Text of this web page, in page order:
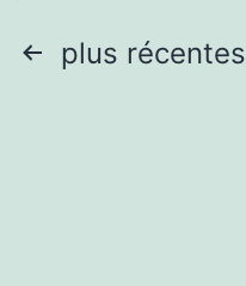
Pagination
plus récentes